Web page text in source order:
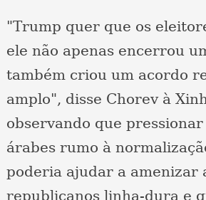
"Trump quer que os
ele não apenas encerrou
também criou um acordo
amplo", disse Chorev à
observando que pressionar
árabes rumo à
poderia ajudar a amenizar
republicanos linha-dura e